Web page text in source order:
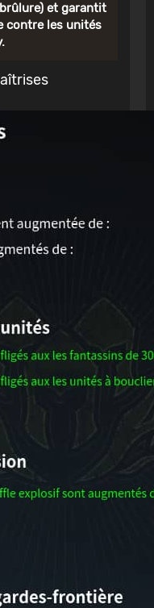
et garantit
contre les unités